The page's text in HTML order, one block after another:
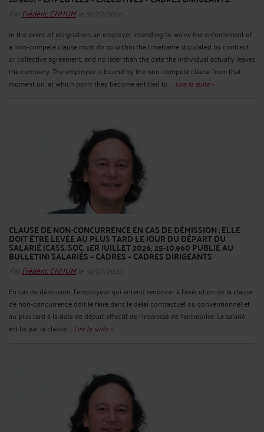
Par Frédéric CHHUMle 31/07/2026
In the event of resignation, an employer intending to waive the enforcement of
a non-compete clause must do so within the timeframe stipulated by contract
or collective agreement, and no later than the date the individual actually leaves
the company. The employee is bound by the non-compete clause from that
moment on, at which point they become entitled to ... Lire la suite >
CLAUSE DE NON-CONCURRENCE EN CAS DE DÉMISSION : ELLE
DOIT ÊTRE LEVÉE AU PLUS TARD LE JOUR DU DÉPART DU
SALARIÉ (CASS. SOC. 1ER JUILLET 2026, 25-10.960 PUBLIÉ AU
BULLETIN) SALARIÉS – CADRES – CADRES DIRIGEANTS
Par Frédéric CHHUMle 31/07/2026
En cas de démission, l’employeur qui entend renoncer à l’exécution de la clause
de non-concurrence doit le faire dans le délai contractuel ou conventionnel et
au plus tard à la date de départ effectif de l’intéressé de l’entreprise. Le salarié
est lié par la clause ... Lire la suite >